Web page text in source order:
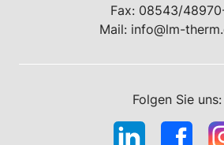
Fax: 08543/
Mail: info@lm-
Folgen Sie uns: